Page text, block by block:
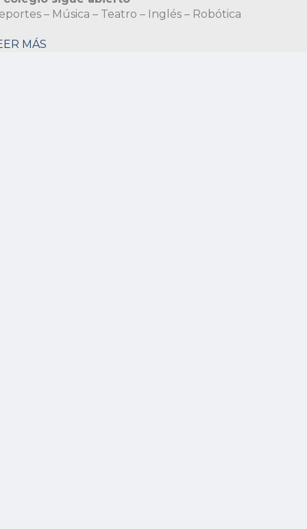
– Música – Teatro – Inglés – Robótica
MÁS